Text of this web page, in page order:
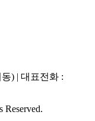
) | 대표전화 :